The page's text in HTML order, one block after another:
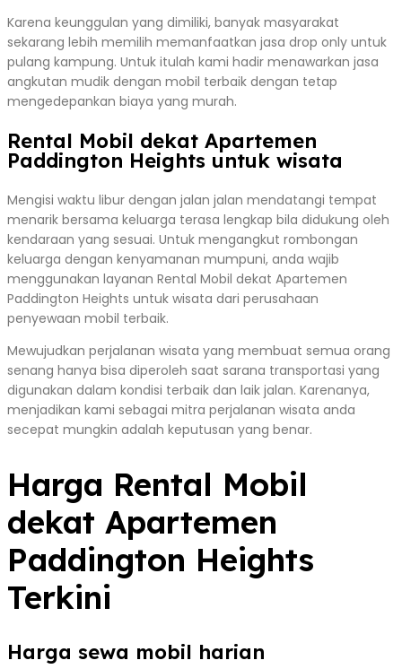
Karena keunggulan yang dimiliki, banyak masyarakat
sekarang lebih memilih memanfaatkan jasa drop only untuk
pulang kampung. Untuk itulah kami hadir menawarkan jasa
angkutan mudik dengan mobil terbaik dengan tetap
mengedepankan biaya yang murah.
Rental Mobil dekat Apartemen
Paddington Heights untuk wisata
Mengisi waktu libur dengan jalan jalan mendatangi tempat
menarik bersama keluarga terasa lengkap bila didukung oleh
kendaraan yang sesuai. Untuk mengangkut rombongan
keluarga dengan kenyamanan mumpuni, anda wajib
menggunakan layanan Rental Mobil dekat Apartemen
Paddington Heights untuk wisata dari perusahaan
penyewaan mobil terbaik.
Mewujudkan perjalanan wisata yang membuat semua orang
senang hanya bisa diperoleh saat sarana transportasi yang
digunakan dalam kondisi terbaik dan laik jalan. Karenanya,
menjadikan kami sebagai mitra perjalanan wisata anda
secepat mungkin adalah keputusan yang benar.
Harga Rental Mobil
dekat Apartemen
Paddington Heights
Terkini
Harga sewa mobil harian